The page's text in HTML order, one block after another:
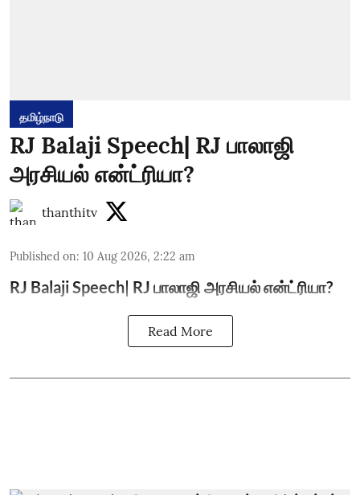
தமிழ்நாடு
RJ Balaji Speech| RJ பாலாஜி
அரசியல் என்ட்ரியா?
thanthitv
Published on: 10 Aug 2026, 2:22 am
RJ Balaji Speech| RJ பாலாஜி அரசியல் என்ட்ரியா?
Read More